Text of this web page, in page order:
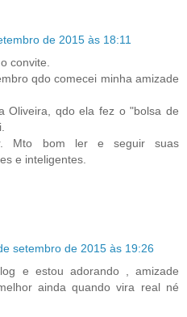
de 2015 às 18:11
convite.
qdo comecei minha amizade
Oliveira, qdo ela fez o "bolsa de
Mto bom ler e seguir suas
e inteligentes.
setembro de 2015 às 19:26
e estou adorando , amizade
ainda quando vira real né